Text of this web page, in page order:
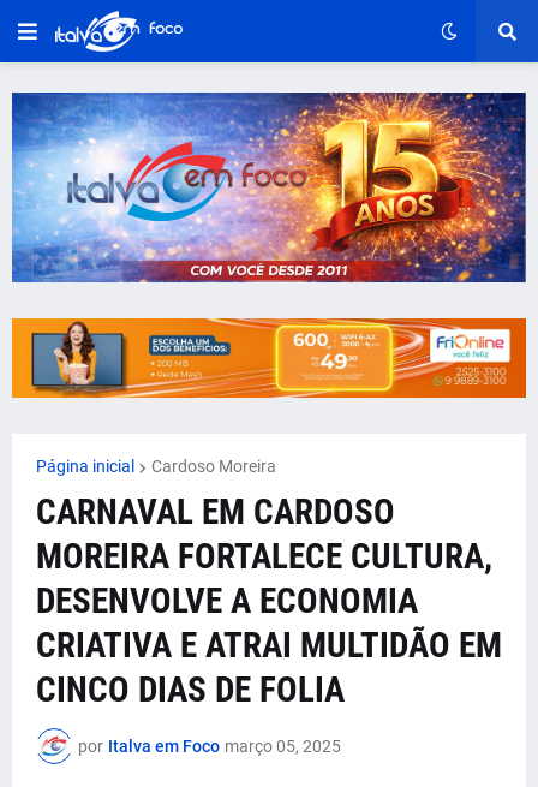
Página inicial Cardoso Moreira
CARNAVAL EM CARDOSO
MOREIRA FORTALECE CULTURA,
DESENVOLVE A ECONOMIA
CRIATIVA E ATRAI MULTIDÃO EM
CINCO DIAS DE FOLIA
por Italva em Foco março 05, 2025